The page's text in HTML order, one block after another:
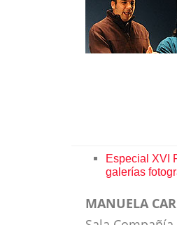
Especial XVI
galerías
MANUELA